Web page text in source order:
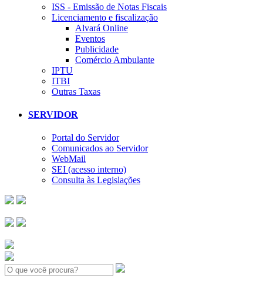
ISS - Emissão de Notas Fiscais
Licenciamento e fiscalização
Alvará Online
Eventos
Publicidade
Comércio Ambulante
IPTU
ITBI
Outras Taxas
SERVIDOR
Portal do Servidor
Comunicados ao Servidor
WebMail
SEI (acesso interno)
Consulta às Legislações
Search: